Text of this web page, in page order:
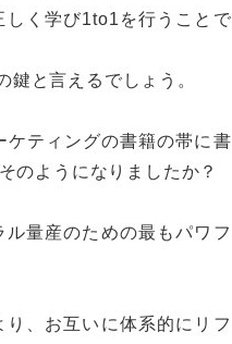
く学び1to1を行うことで
と言えるでしょう。
ケティングの書籍の帯に書
のようになりましたか？
量産のための最もパワフ
、お互いに体系的にリフ